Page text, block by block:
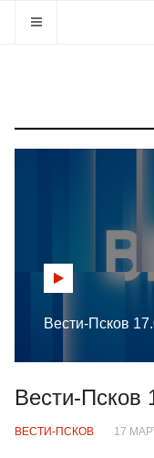
Вести-Псков
Вести-Псков
ВЕСТИ-ПСКОВ 17